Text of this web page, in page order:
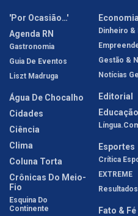
'Por Ocasião…'
Agenda RN
Gastronomia
Guia De Eventos
Liszt Madruga
Água De Chocalho
Cidades
Ciência
Clima
Coluna Torta
Crônicas Do Meio-
Fio
Esquina Do
Continente
Economia
Dinheiro
Gestão &
Notícias
Editorial
Educação
Esportes
Crítica
EXTREME
Resultados
Fato & Fé